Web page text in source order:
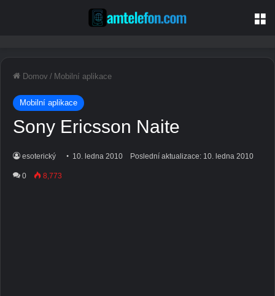
Domov / Mobilní aplikace
Mobilní aplikace
Sony Ericsson Naite
esoterický 10. ledna 2010 Poslední aktualizace: 10. ledna 2010
0 8,773